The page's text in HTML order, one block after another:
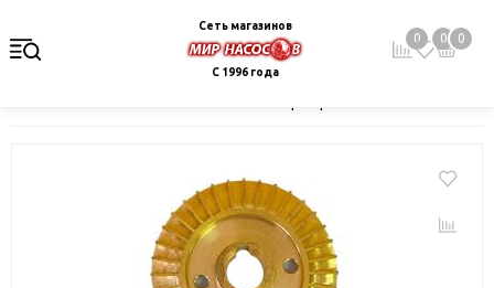
Сеть магазинов
С 1996 года
0 0 0